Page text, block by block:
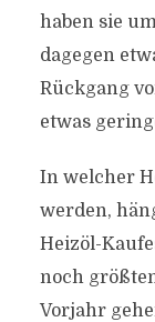
haben sie
dagegen
Rückgang
etwas
In welcher
werden,
Heizöl-
noch
Vorjahr